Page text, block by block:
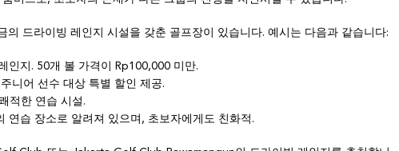
의 드라이빙 레인지 시설을 갖춘 골프장이 있습니다. 예시는 다음과 같습니다:
인지. 50개 볼 가격이 Rp100,000 미만.
니어 선수 대상 특별 할인 제공.
적한 연습 시설.
연습 장소로 알려져 있으며, 초보자에게도 친화적.